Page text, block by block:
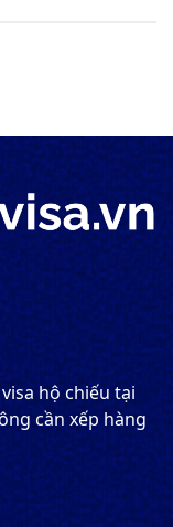
hộ chiếu tại
cần xếp hàng